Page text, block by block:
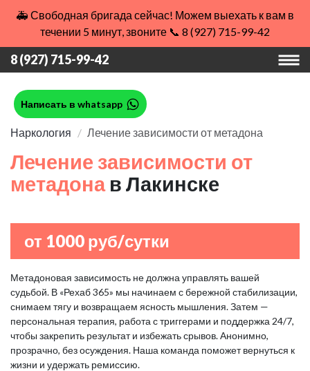
🚑 Свободная бригада сейчас! Можем выехать к вам в
течении 5 минут, звоните 📞 8 (927) 715-99-42
8 (927) 715-99-42
Написать в whatsapp
Наркология Лечение зависимости от метадона
Лечение зависимости от
метадона в Лакинске
от 1000 руб/сутки
Метадоновая зависимость не должна управлять вашей
судьбой. В «Рехаб 365» мы начинаем с бережной стабилизации,
снимаем тягу и возвращаем ясность мышления. Затем —
персональная терапия, работа с триггерами и поддержка 24/7,
чтобы закрепить результат и избежать срывов. Анонимно,
прозрачно, без осуждения. Наша команда поможет вернуться к
жизни и удержать ремиссию.